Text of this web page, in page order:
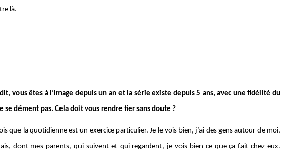
là.
dit, vous êtes à l’image depuis un an et la série existe depuis 5 ans, avec une fidélité du
se dément pas. Cela doit vous rendre fier sans doute ?
que la quotidienne est un exercice particulier. Je le vois bien, j’ai des gens autour de moi,
dont mes parents, qui suivent et qui regardent, je vois bien ce que ça fait chez eux.